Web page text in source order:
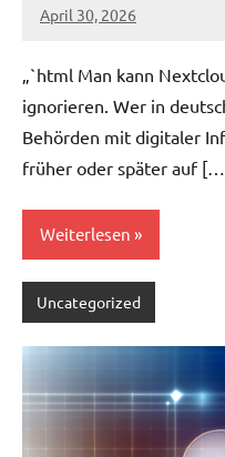
April 30, 2026
admin
„`html Man kann
ignorieren. Wer in
Behörden mit digitaler
früher oder später auf
Weiterlesen
Uncategorized